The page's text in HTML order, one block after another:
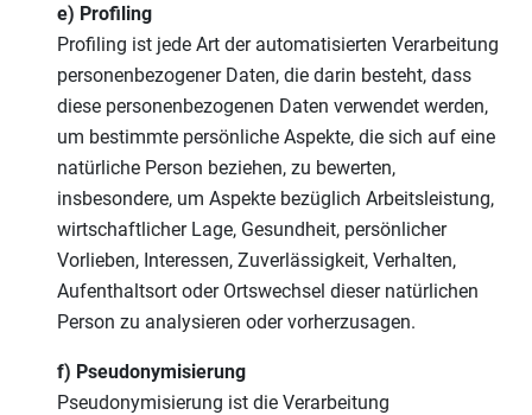
e) Profiling
Profiling ist jede Art der automatisierten Verarbeitung
personenbezogener Daten, die darin besteht, dass
diese personenbezogenen Daten verwendet werden,
um bestimmte persönliche Aspekte, die sich auf eine
natürliche Person beziehen, zu bewerten,
insbesondere, um Aspekte bezüglich Arbeitsleistung,
wirtschaftlicher Lage, Gesundheit, persönlicher
Vorlieben, Interessen, Zuverlässigkeit, Verhalten,
Aufenthaltsort oder Ortswechsel dieser natürlichen
Person zu analysieren oder vorherzusagen.
f) Pseudonymisierung
Pseudonymisierung ist die Verarbeitung